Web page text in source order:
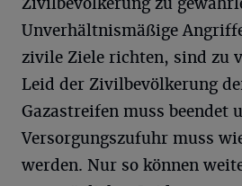
Unverhältnismäßige
zivile Ziele richten, sind zu
Leid der Zivilbevölkerung
Gazastreifen muss beendet
Versorgungszufuhr muss
werden. Nur so können